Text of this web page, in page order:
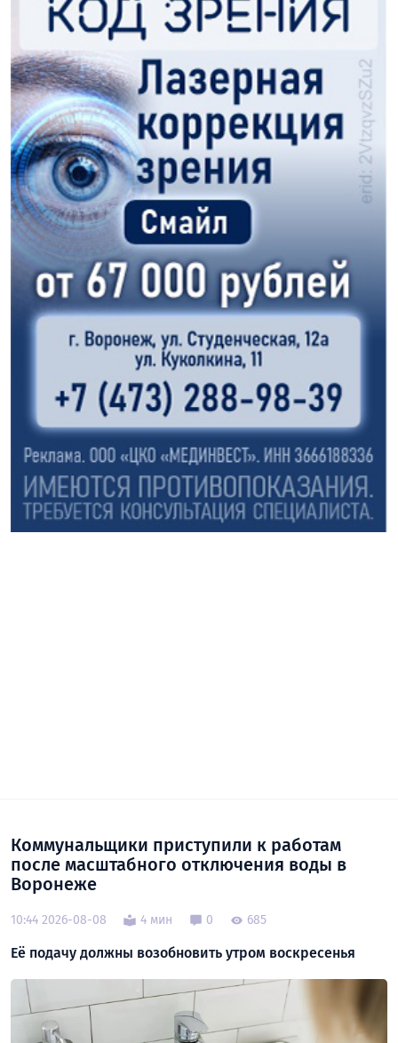
Коммунальщики приступили к работам
после масштабного отключения воды в
Воронеже
10:44 2026-08-08 4 мин 0 685
Её подачу должны возобновить утром воскресенья